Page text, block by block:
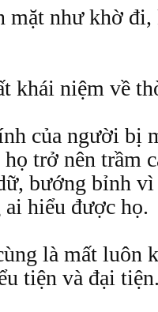
mặt như khờ
khái niệm về
của người bị
trở nên trầm
bướng bỉnh
ai hiểu được họ.
là mất luôn
tiện và đại